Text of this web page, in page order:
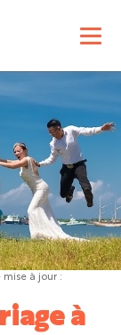
mise à jour :
à